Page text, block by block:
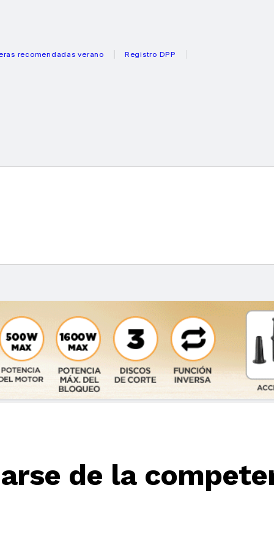
verano Registro DPP
de la